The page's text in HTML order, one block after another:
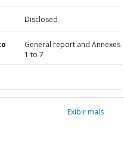
Disclosed
General report and Annexes
1 to 7
Exibir mais